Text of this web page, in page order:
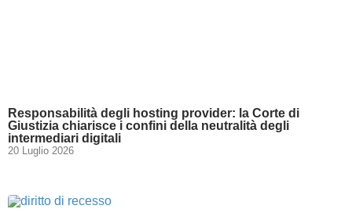
Responsabilità degli hosting provider: la Corte di
Giustizia chiarisce i confini della neutralità degli
intermediari digitali
20 Luglio 2026